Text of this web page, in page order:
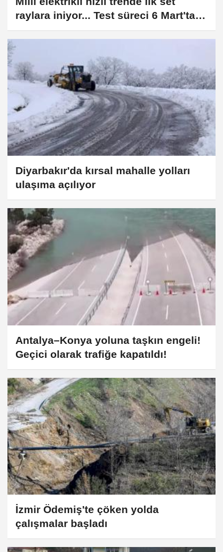
raylara iniyor... Test süreci 6 Mart'ta
başlıyor
Diyarbakır'da kırsal mahalle yolları
ulaşıma açılıyor
Antalya–Konya yoluna taşkın engeli!
Geçici olarak trafiğe kapatıldı!
İzmir Ödemiş'te çöken yolda
çalışmalar başladı